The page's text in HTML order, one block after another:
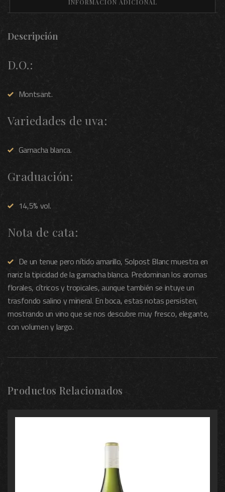
INFORMACIÓN ADICIONAL
Descripción
D.O.:
Montsant.
Variedades de uva:
Garnacha blanca.
Graduación:
14,5% vol.
Nota de cata:
De un tenue pero nítido amarillo, Solpost Blanc muestra en
nariz la tipicidad de la garnacha blanca. Predominan los aromas
florales, cítricos y tropicales, aunque también se intuye un
trasfondo salino y mineral. En boca, estas notas persisten,
mostrando un vino que se nos descubre muy fresco, elegante,
con volumen y largo.
Productos Relacionados